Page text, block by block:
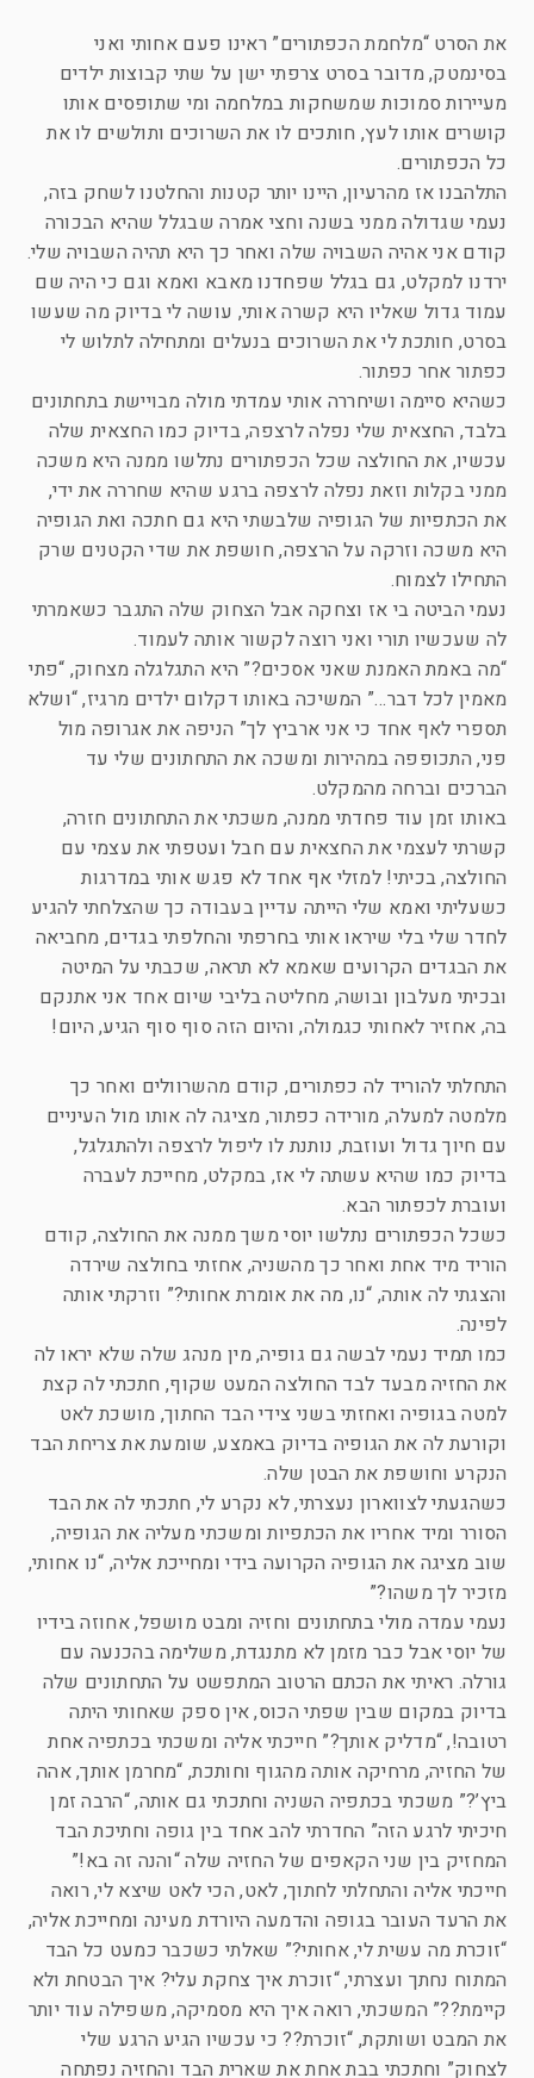
את הסרט “מלחמת הכפתורים” ראינו פעם אחותי ואני
בסינמטק, מדובר בסרט צרפתי ישן על שתי קבוצות ילדים
מעיירות סמוכות שמשחקות במלחמה ומי שתופסים אותו
קושרים אותו לעץ, חותכים לו את השרוכים ותולשים לו את
כל הכפתורים.
התלהבנו אז מהרעיון, היינו יותר קטנות והחלטנו לשחק בזה,
נעמי שגדולה ממני בשנה וחצי אמרה שבגלל שהיא הבכורה
קודם אני אהיה השבויה שלה ואחר כך היא תהיה השבויה שלי.
ירדנו למקלט, גם בגלל שפחדנו מאבא ואמא וגם כי היה שם
עמוד גדול שאליו היא קשרה אותי, עושה לי בדיוק מה שעשו
בסרט, חותכת לי את השרוכים בנעלים ומתחילה לתלוש לי
כפתור אחר כפתור.
כשהיא סיימה ושיחררה אותי עמדתי מולה מבויישת בתחתונים
בלבד, החצאית שלי נפלה לרצפה, בדיוק כמו החצאית שלה
עכשיו, את החולצה שכל הכפתורים נתלשו ממנה היא משכה
ממני בקלות וזאת נפלה לרצפה ברגע שהיא שחררה את ידי,
את הכתפיות של הגופיה שלבשתי היא גם חתכה ואת הגופיה
היא משכה וזרקה על הרצפה, חושפת את שדי הקטנים שרק
התחילו לצמוח.
נעמי הביטה בי אז וצחקה אבל הצחוק שלה התגבר כשאמרתי
לה שעכשיו תורי ואני רוצה לקשור אותה לעמוד.
“מה באמת האמנת שאני אסכים?” היא התגלגלה מצחוק, “פתי
מאמין לכל דבר…” המשיכה באותו דקלום ילדים מרגיז, “ושלא
תספרי לאף אחד כי אני ארביץ לך” הניפה את אגרופה מול
פני, התכופפה במהירות ומשכה את התחתונים שלי עד
הברכים וברחה מהמקלט.
באותו זמן עוד פחדתי ממנה, משכתי את התחתונים חזרה,
קשרתי לעצמי את החצאית עם חבל ועטפתי את עצמי עם
החולצה, בכיתי! למזלי אף אחד לא פגש אותי במדרגות
כשעליתי ואמא שלי הייתה עדיין בעבודה כך שהצלחתי להגיע
לחדר שלי בלי שיראו אותי בחרפתי והחלפתי בגדים, מחביאה
את הבגדים הקרועים שאמא לא תראה, שכבתי על המיטה
ובכיתי מעלבון ובושה, מחליטה בליבי שיום אחד אני אתנקם
בה, אחזיר לאחותי כגמולה, והיום הזה סוף סוף הגיע, היום!
התחלתי להוריד לה כפתורים, קודם מהשרוולים ואחר כך
מלמטה למעלה, מורידה כפתור, מציגה לה אותו מול העיניים
עם חיוך גדול ועוזבת, נותנת לו ליפול לרצפה ולהתגלגל,
בדיוק כמו שהיא עשתה לי אז, במקלט, מחייכת לעברה
ועוברת לכפתור הבא.
כשכל הכפתורים נתלשו יוסי משך ממנה את החולצה, קודם
הוריד מיד אחת ואחר כך מהשניה, אחזתי בחולצה שירדה
והצגתי לה אותה, “נו, מה את אומרת אחותי?” וזרקתי אותה
לפינה.
כמו תמיד נעמי לבשה גם גופיה, מין מנהג שלה שלא יראו לה
את החזיה מבעד לבד החולצה המעט שקוף, חתכתי לה קצת
למטה בגופיה ואחזתי בשני צידי הבד החתוך, מושכת לאט
וקורעת לה את הגופיה בדיוק באמצע, שומעת את צריחת הבד
הנקרע וחושפת את הבטן שלה.
כשהגעתי לצווארון נעצרתי, לא נקרע לי, חתכתי לה את הבד
הסורר ומיד אחריו את הכתפיות ומשכתי מעליה את הגופיה,
שוב מציגה את הגופיה הקרועה בידי ומחייכת אליה, “נו אחותי,
מזכיר לך משהו?”
נעמי עמדה מולי בתחתונים וחזיה ומבט מושפל, אחוזה בידיו
של יוסי אבל כבר מזמן לא מתנגדת, משלימה בהכנעה עם
גורלה. ראיתי את הכתם הרטוב המתפשט על התחתונים שלה
בדיוק במקום שבין שפתי הכוס, אין ספק שאחותי היתה
רטובה!, “מדליק אותך?” חייכתי אליה ומשכתי בכתפיה אחת
של החזיה, מרחיקה אותה מהגוף וחותכת, “מחרמן אותך, אהה
ביץ’?” משכתי בכתפיה השניה וחתכתי גם אותה, “הרבה זמן
חיכיתי לרגע הזה” החדרתי להב אחד בין גופה וחתיכת הבד
המחזיק בין שני הקאפים של החזיה שלה “והנה זה בא!”
חייכתי אליה והתחלתי לחתוך, לאט, הכי לאט שיצא לי, רואה
את הרעד העובר בגופה והדמעה היורדת מעינה ומחייכת אליה,
“זוכרת מה עשית לי, אחותי?” שאלתי כשכבר כמעט כל הבד
המתוח נחתך ועצרתי, “זוכרת איך צחקת עלי? איך הבטחת ולא
קיימת??” המשכתי, רואה איך היא מסמיקה, משפילה עוד יותר
את המבט ושותקת, “זוכרת?? כי עכשיו הגיע הרגע שלי
לצחוק” וחתכתי בבת אחת את שארית הבד והחזיה נפתחה